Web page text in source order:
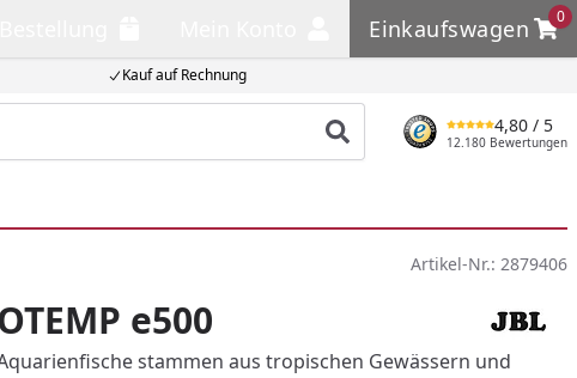
Kauf auf Rechnung
Einkaufswagen
0
Einkaufswagen
Produkt suchen
4,80 / 5
12.180 Bewertungen
Artikel-Nr.: 2879406
e500
stammen aus tropischen Gewässern und